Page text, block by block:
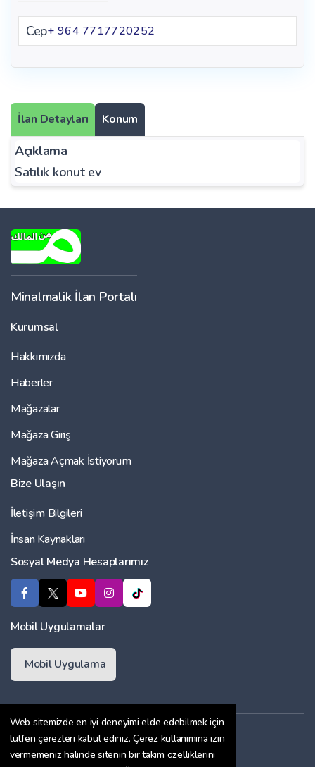
Web sitemizde en iyi deneyimi elde edebilmek için
lütfen çerezleri kabul ediniz. Çerez kullanımına izin
vermemeniz halinde sitenin bir takım özelliklerini
Cep+ 964 7717720252
İlan Detayları Konum
Açıklama
Satılık konut ev
Minalmalik İlan Portalı
Kurumsal
Hakkımızda
Haberler
Mağazalar
Mağaza Giriş
Mağaza Açmak İstiyorum
Bize Ulaşın
İletişim Bilgileri
İnsan Kaynakları
Sosyal Medya Hesaplarımız
Mobil Uygulamalar
Mobil Uygulama
Üyelik Sözleşmesi
Çerez Politikası